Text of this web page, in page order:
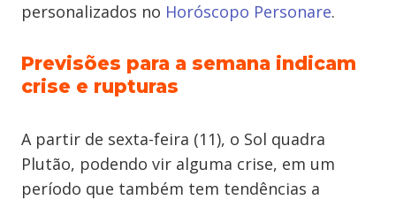
personalizados no Horóscopo Personare.
Previsões para a semana indicam
crise e rupturas
A partir de sexta-feira (11), o Sol quadra
Plutão, podendo vir alguma crise, em um
período que também tem tendências a